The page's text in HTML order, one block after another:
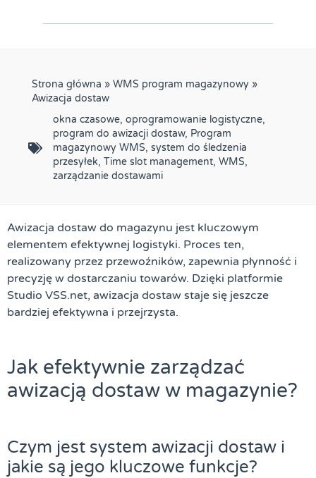
Strona główna » WMS program magazynowy »
Awizacja dostaw
okna czasowe, oprogramowanie logistyczne,
program do awizacji dostaw, Program
magazynowy WMS, system do śledzenia
przesyłek, Time slot management, WMS,
zarządzanie dostawami
Awizacja dostaw do magazynu jest kluczowym
elementem efektywnej logistyki. Proces ten,
realizowany przez przewoźników, zapewnia płynność i
precyzję w dostarczaniu towarów. Dzięki platformie
Studio VSS.net, awizacja dostaw staje się jeszcze
bardziej efektywna i przejrzysta.
Jak efektywnie zarządzać
awizacją dostaw w magazynie?
Czym jest system awizacji dostaw i
jakie są jego kluczowe funkcje?